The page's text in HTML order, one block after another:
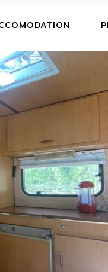
TENTS, HUB &
CAMPING
HOBO TENTS, HUB &